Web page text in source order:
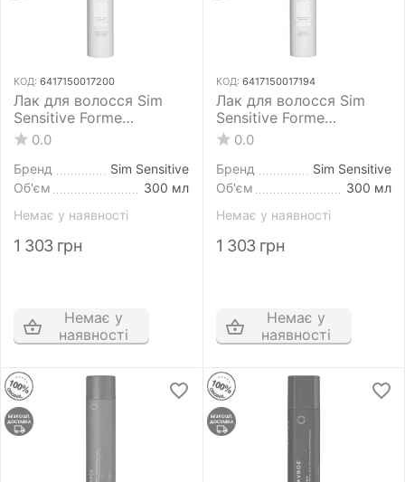
КОД: 6417150017200
Лак для волосся Sim
Sensitive Forme
Essentials Strong Hold
Hairspray 300 мл
сильної фіксації
0.0
Бренд
Sim Sensitive
Об'єм
300 мл
Немає у наявності
1 303 грн
Немає у
наявності
КОД: 6417150017194
Лак для волосся Sim
Sensitive Forme
Essentials Natural Hold
Hairspray 300 мл
середньої фіксації
0.0
Бренд
Sim Sensitive
Об'єм
300 мл
Немає у наявності
1 303 грн
Немає у
наявності